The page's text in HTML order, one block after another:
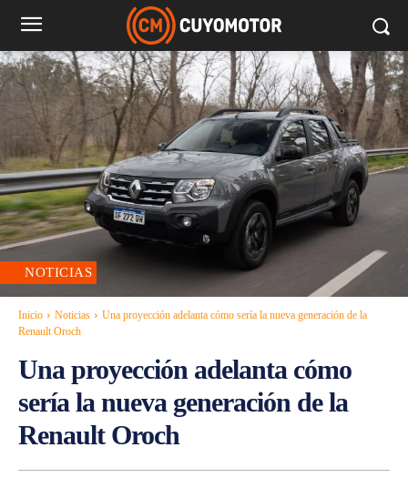
NOTICIAS
Inicio Noticias
Una proyección adelanta cómo sería la nueva generación de la
Renault Oroch
Una proyección adelanta cómo
sería la nueva generación de la
Renault Oroch